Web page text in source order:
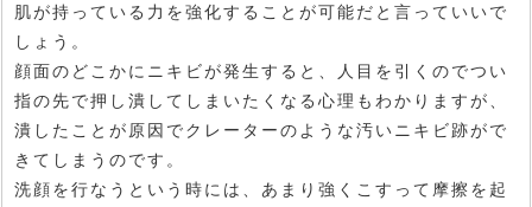
肌が持っている力を強化することが可能だと言っていいで
しょう。
顔面のどこかにニキビが発生すると、人目を引くのでつい
指の先で押し潰してしまいたくなる心理もわかりますが、
潰したことが原因でクレーターのような汚いニキビ跡がで
きてしまうのです。
洗顔を行なうという時には、あまり強くこすって摩擦を起